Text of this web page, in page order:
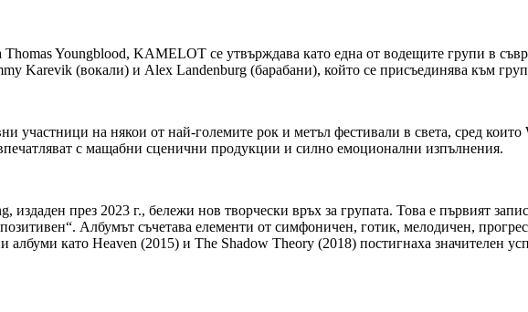
Thomas Youngblood, KAMELOT се утвърждава като една от водещите групи в
Karevik (вокали) и Alex Landenburg (барабани), който се присъединява към
участници на някои от най-големите рок и метъл фестивали в света, сред
с мащабни сценични продукции и силно емоционални изпълнения.
през 2023 г., бележи нов творчески връх за групата. Това е първият
Албумът съчетава елементи от симфоничен, готик, мелодичен,
като Heaven (2015) и The Shadow Theory (2018) постигнаха значителен